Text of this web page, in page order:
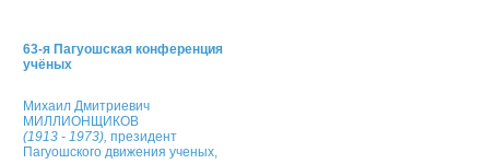
63-я Пагуошская конференция
учёных
Михаил Дмитриевич
МИЛЛИОНЩИКОВ
(1913 - 1973), президент
Пагуошского движения ученых,